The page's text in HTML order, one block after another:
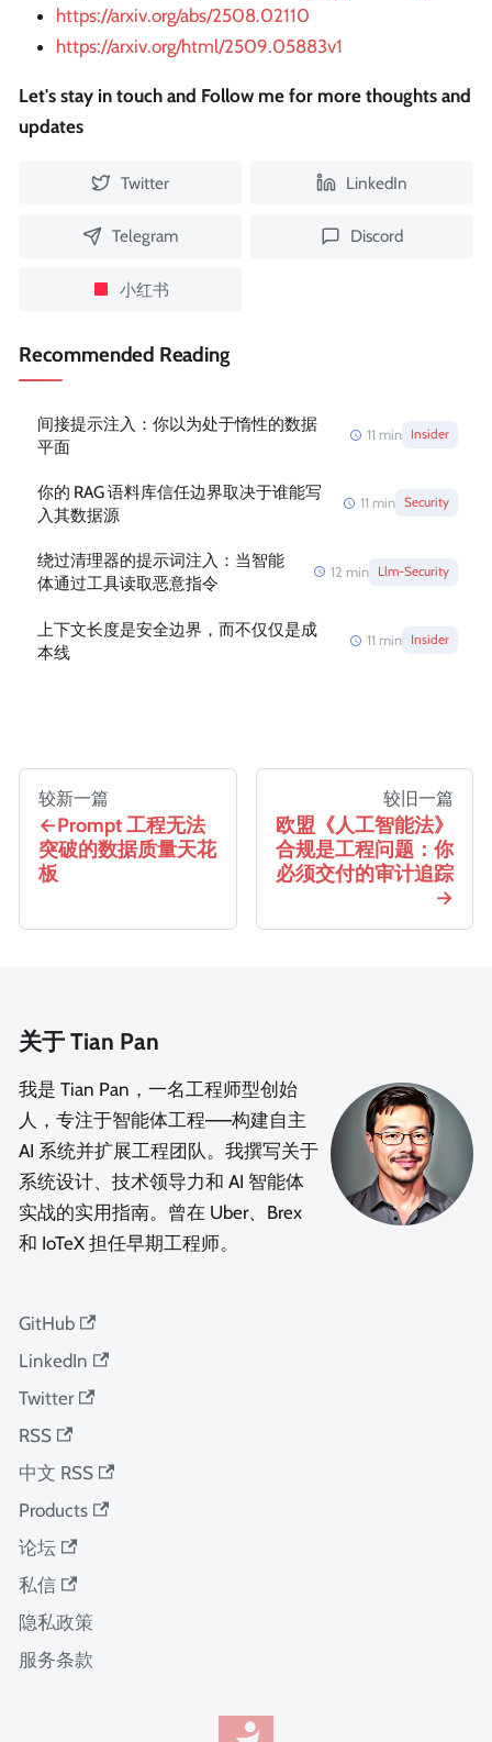
https://arxiv.org/abs/2508.02110
https://arxiv.org/html/2509.05883v1
Let's stay in touch and Follow me for more thoughts and
updates
Twitter LinkedIn
Telegram Discord
小红书
Recommended Reading
间接提示注入：你以为处于惰性的数据
平面
11 min Insider
你的 RAG 语料库信任边界取决于谁能写
入其数据源
11 min Security
绕过清理器的提示词注入：当智能
体通过工具读取恶意指令
12 min Llm-Security
上下文长度是安全边界，而不仅仅是成
本线
11 min Insider
较新一篇
Prompt 工程无法
突破的数据质量天花
板
较旧一篇
欧盟《人工智能法》
合规是工程问题：你
必须交付的审计追踪
关于 Tian Pan
我是 Tian Pan，一名工程师型创始
人，专注于智能体工程——构建自主
AI 系统并扩展工程团队。我撰写关于
系统设计、技术领导力和 AI 智能体
实战的实用指南。曾在 Uber、Brex
和 IoTeX 担任早期工程师。
GitHub
LinkedIn
Twitter
RSS
中文 RSS
Products
论坛
私信
隐私政策
服务条款